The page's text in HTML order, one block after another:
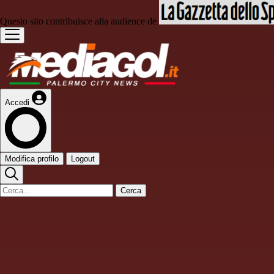
Questo sito contribuisce alla audience de
Accedi
Modifica profilo Logout
Cerca